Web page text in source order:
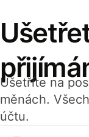
Ušetříte na
měnách.
účtu.